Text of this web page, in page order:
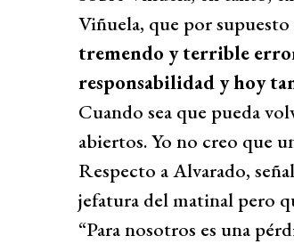
Viñuela, que por
tremendo y terrible
responsabilidad y hoy
Cuando sea que pueda
abiertos. Yo no creo que
Respecto a Alvarado,
jefatura del matinal pero
“Para nosotros es una